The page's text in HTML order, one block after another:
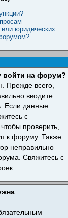
или юридических
войти на форум?
Прежде всего,
вводите
Если данные
с
проверить,
к форуму. Также
неправильно
Свяжитесь с